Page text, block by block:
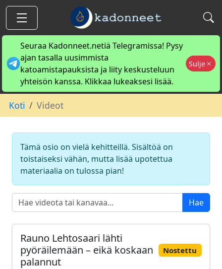
Seuraa Kadonneet.netiä Telegramissa! Pysy
ajan tasalla uusimmista
katoamistapauksista ja liity keskusteluun
yhteisön kanssa. Klikkaa lukeaksesi lisää.
Sulje
Koti Videot
Tämä osio on vielä kehitteillä. Sisältöä on
toistaiseksi vähän, mutta lisää upotettua
materiaalia on tulossa pian!
Hae
Rauno Lehtosaari lähti
pyöräilemään – eikä koskaan
palannut
Nostettu